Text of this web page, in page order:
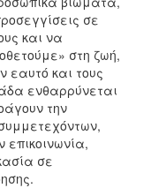
σε
και να
στη ζωή,
εαυτό και τους
ενθαρρύνεται
την
επικοινωνία,
σε